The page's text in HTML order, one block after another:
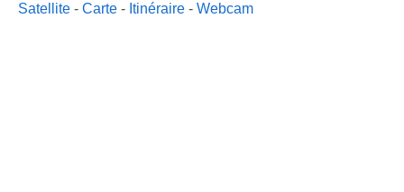
Satellite - Carte - Itinéraire - Webcam